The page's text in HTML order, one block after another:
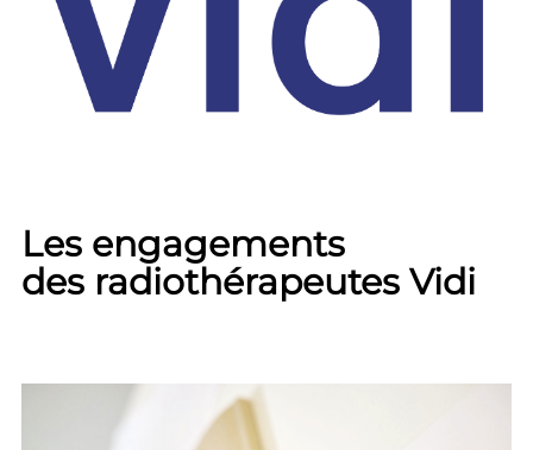
Les engagements
des radiothérapeutes Vidi